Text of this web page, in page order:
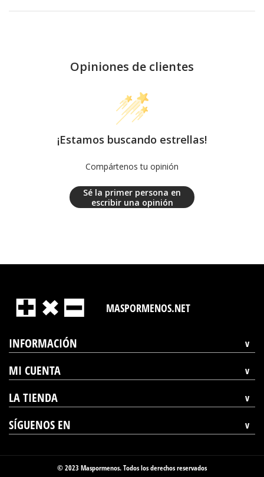
Opiniones de clientes
¡Estamos buscando estrellas!
Compártenos tu opinión
Sé la primer persona en
escribir una opinión
MASPORMENOS.NET
INFORMACIÓN
MI CUENTA
LA TIENDA
SÍGUENOS EN
© 2023 Maspormenos. Todos los derechos reservados